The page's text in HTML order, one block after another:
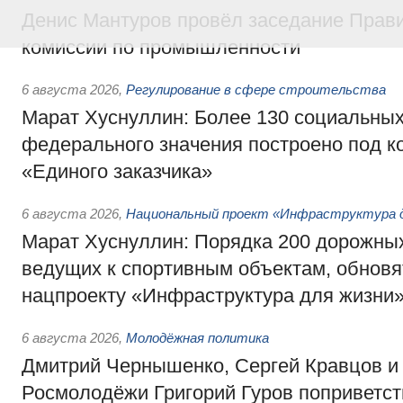
Денис Мантуров провёл заседание
комиссии по промышленности
6 августа 2026, Регулирование в сфере строительства
Марат Хуснуллин: Более 130
федерального значения построено под
«Единого заказчика»
6 августа 2026, Национальный проект «Инфраструктура
Марат Хуснуллин: Порядка 200
ведущих к спортивным объектам,
нацпроекту «Инфраструктура для
6 августа 2026, Молодёжная политика
Дмитрий Чернышенко, Сергей Кравцов и
Росмолодёжи Григорий Гуров